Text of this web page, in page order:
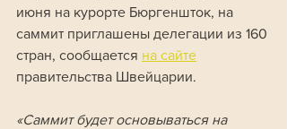
июня на курорте Бюргеншток, на
саммит приглашены делегации из 160
стран, сообщается на сайте
правительства Швейцарии.
«Саммит будет основываться на